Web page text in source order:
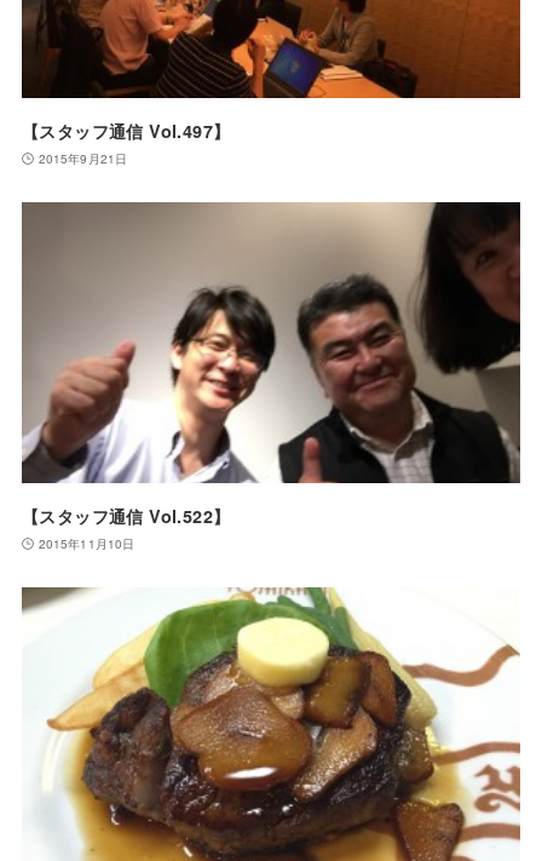
【スタッフ通信 Vol.497】
2015年9月21日
【スタッフ通信 Vol.522】
2015年11月10日